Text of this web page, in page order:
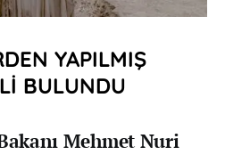
YAPILMIŞ
BULUNDU
Mehmet Nuri